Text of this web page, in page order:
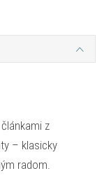
z
– klasicky
radom.